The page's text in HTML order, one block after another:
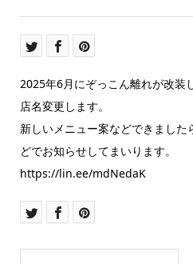
2025年6月にぞっこん離れが改装
店名変更します。
新しいメニュー案などできまし
どでお知らせしてまいります。
https://lin.ee/mdNedaK